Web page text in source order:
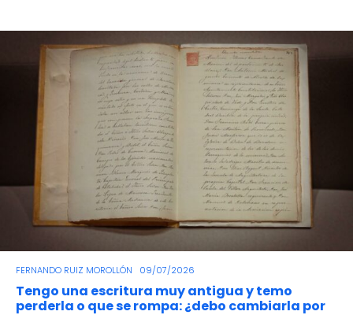
FERNANDO RUIZ MOROLLÓN 09/07/2026
Tengo una escritura muy antigua y temo
perderla o que se rompa: ¿debo cambiarla por